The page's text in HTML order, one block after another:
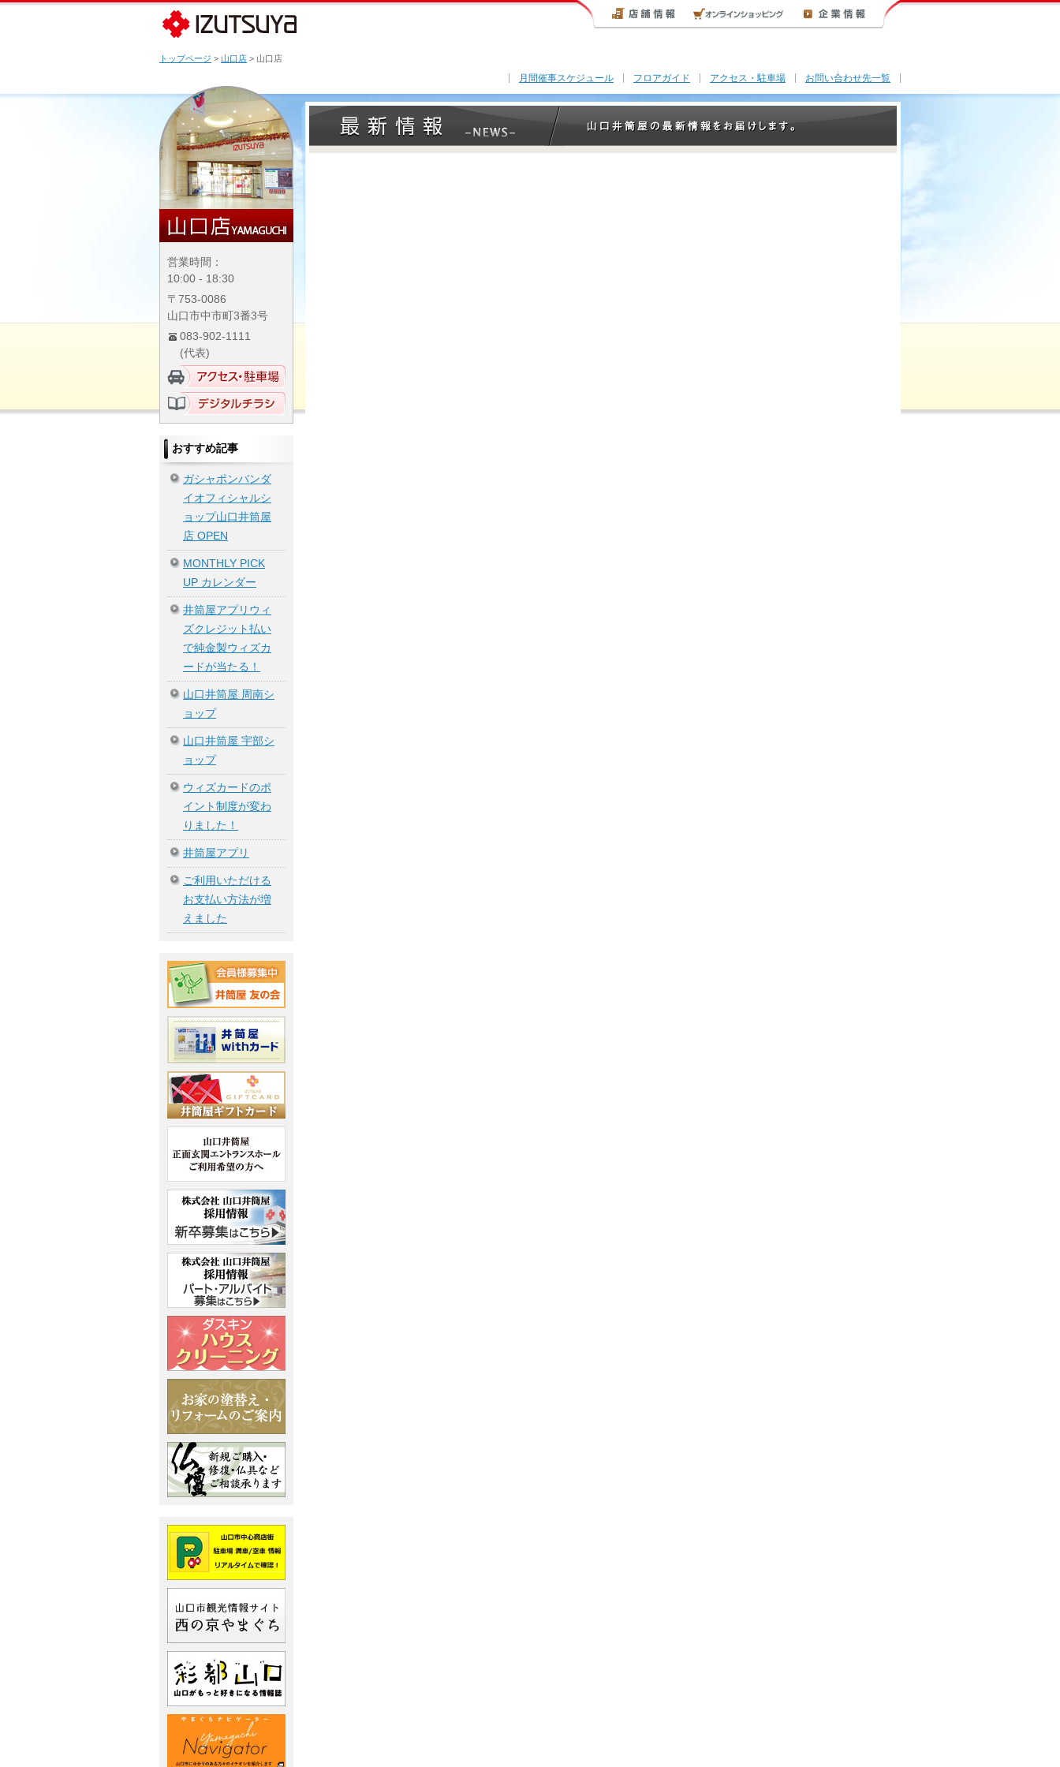
トップページ > 山口店 > 山口店
月間催事スケジュール フロアガイド アクセス・駐車場 お問い合わせ先一覧
営業時間：
10:00 - 18:30
〒753-0086
山口市中市町3番3号
083-902-1111
(代表)
おすすめ記事
ガシャポンバンダ
イオフィシャルシ
ョップ山口井筒屋
店 OPEN
MONTHLY PICK
UP カレンダー
井筒屋アプリウィ
ズクレジット払い
で純金製ウィズカ
ードが当たる！
山口井筒屋 周南シ
ョップ
山口井筒屋 宇部シ
ョップ
ウィズカードのポ
イント制度が変わ
りました！
井筒屋アプリ
ご利用いただける
お支払い方法が増
えました